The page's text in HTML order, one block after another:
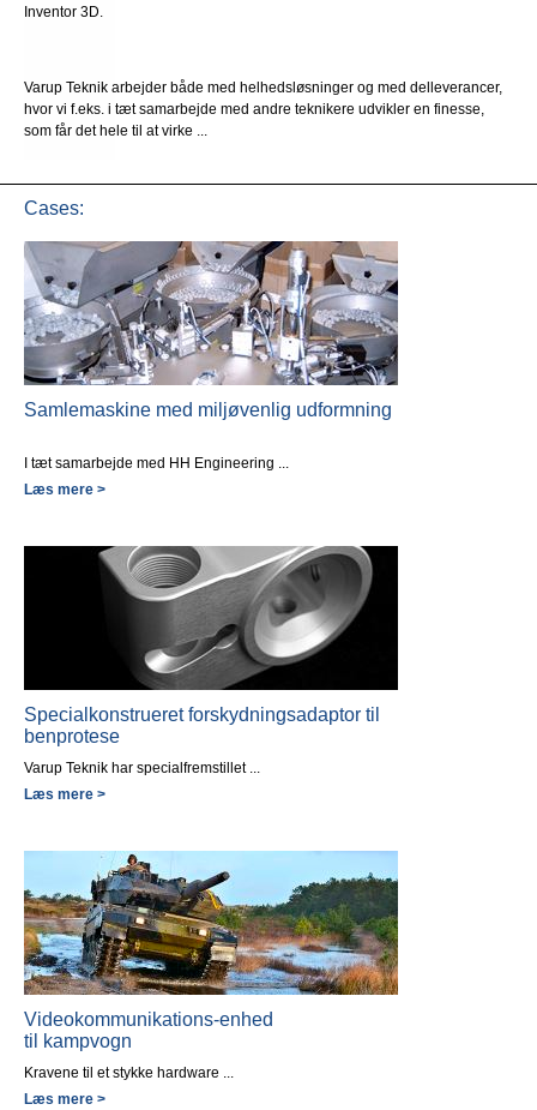
Inventor 3D.
Varup Teknik arbejder både med helhedsløsninger og med delleverancer,
hvor vi f.eks. i tæt samarbejde med andre teknikere udvikler en finesse,
som får det hele til at virke ...
Cases:
Samlemaskine med miljøvenlig udformning
I tæt samarbejde med HH Engineering ...
Læs mere >
Specialkonstrueret forskydningsadaptor til
benprotese
Varup Teknik har specialfremstillet ...
Læs mere >
Videokommunikations-enhed
til kampvogn
Kravene til et stykke hardware ...
Læs mere >